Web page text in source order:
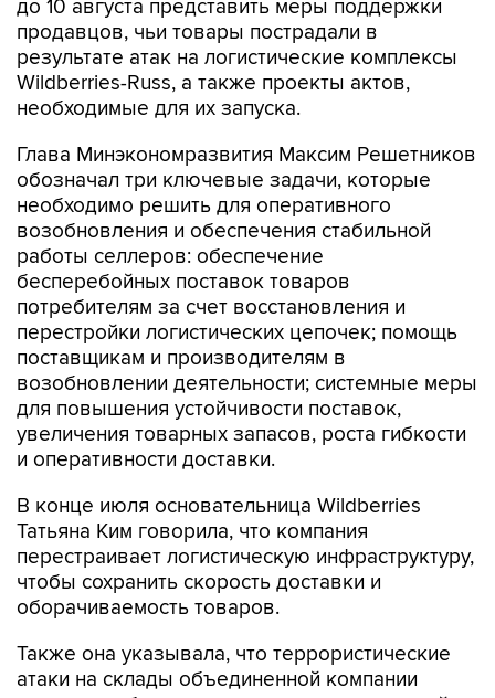
до 10 августа представить меры поддержки
продавцов, чьи товары пострадали в
результате атак на логистические комплексы
Wildberries-Russ, а также проекты актов,
необходимые для их запуска.
Глава Минэкономразвития Максим Решетников
обозначал три ключевые задачи, которые
необходимо решить для оперативного
возобновления и обеспечения стабильной
работы селлеров: обеспечение
бесперебойных поставок товаров
потребителям за счет восстановления и
перестройки логистических цепочек; помощь
поставщикам и производителям в
возобновлении деятельности; системные меры
для повышения устойчивости поставок,
увеличения товарных запасов, роста гибкости
и оперативности доставки.
В конце июля основательница Wildberries
Татьяна Ким говорила, что компания
перестраивает логистическую инфраструктуру,
чтобы сохранить скорость доставки и
оборачиваемость товаров.
Также она указывала, что террористические
атаки на склады объединенной компании